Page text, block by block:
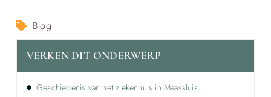
Blog
VERKEN DIT ONDERWERP
Geschiedenis van het ziekenhuis in Maassluis